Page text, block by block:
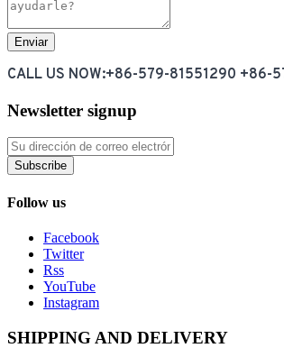
CALL US NOW:+86-579-81551290 +86-
Newsletter signup
Subscribe
Follow us
Facebook
Twitter
Rss
YouTube
Instagram
SHIPPING AND DELIVERY